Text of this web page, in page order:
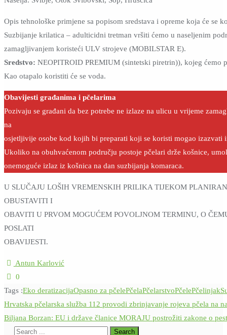
Opis tehnološke primjene sa popisom sredstava i opreme koja će se
Suzbijanje krilatica – adulticidni tretman vršiti ćemo u naseljenim
zamagljivanjem koristeći ULV strojeve (MOBILSTAR E).
Sredstvo: NEOPITROID PREMIUM (sintetski piretrin)), kojeg ćemo
Kao otapalo koristiti će se voda.
Obavijesti građanima i pčelarima
Pozivaju se građani da bez potrebe ne izlaze na ulicu u vrijeme
na
osjetljivije osobe kod kojih bi preparati koji se koristi mogao izazvati
Ukoliko na obuhvaćenom području postoje pčelari drže košnice,
onemoguće izlaz iz košnica na dan suzbijanja komaraca.
U SLUČAJU LOŠIH VREMENSKIH PRILIKA TIJEKOM
OBUSTAVITI I
OBAVITI U PRVOM MOGUĆEM POVOLJNOM TERMINU, O
POSLATI
OBAVIJESTI.
Antun Karlović
0
Tags :Eko deratizacijaOpasno za pčelePčelaPčelarstvoPčelePčelinjak
Navigacija
objava
Hrvatska pčelarska služba 112 provodi zbrinjavanje rojeva pčela na
Biljana Borzan: EU i države članice MORAJU postrožiti zakone o